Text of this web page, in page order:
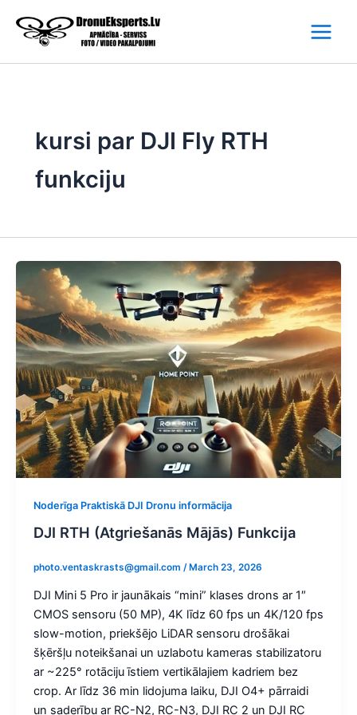
content
kursi par DJI Fly RTH
funkciju
Noderīga Praktiskā DJI Dronu informācija
DJI RTH (Atgriešanās Mājās) Funkcija
photo.ventaskrasts@gmail.com / March 23, 2026
DJI Mini 5 Pro ir jaunākais “mini” klases drons ar 1″
CMOS sensoru (50 MP), 4K līdz 60 fps un 4K/120 fps
slow-motion, priekšējo LiDAR sensoru drošākai
šķēršļu noteikšanai un uzlabotu kameras stabilizatoru
ar ~225° rotāciju īstiem vertikālajiem kadriem bez
crop. Ar līdz 36 min lidojuma laiku, DJI O4+ pārraidi
un saderību ar RC-N2, RC-N3, DJI RC 2 un DJI RC